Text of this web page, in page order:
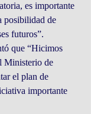
es importante
posibilidad de
futuros”.
que “Hicimos
Ministerio de
el plan de
importante